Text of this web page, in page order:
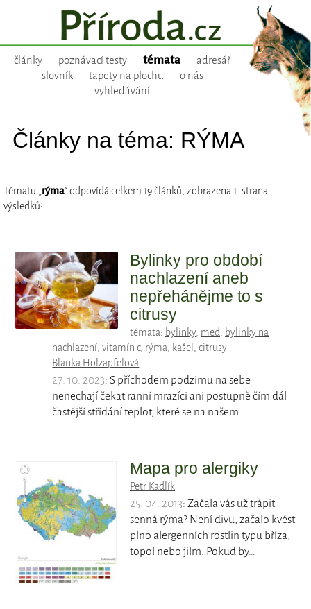
články poznávací testy témata
adresář
slovník
tapety na plochu
o nás
vyhledávání
Články na téma: RÝMA
Tématu „rýma“ odpovídá celkem 19 článků, zobrazena 1. strana
výsledků:
Bylinky pro období
nachlazení aneb
nepřehánějme to s
citrusy
témata: bylinky, med, bylinky na
nachlazení,vitamín c, rýma, kašel ,citrusy
Blanka Holzäpfelová
27. 10. 2023: S příchodem podzimu na sebe
nenechají čekat ranní mrazíci ani postupně čím dál
častější střídání teplot, které se na našem…
Mapa pro alergiky
Petr Kadlík
25. 04. 2013: Začala vás už trápit
senná rýma? Není divu, začalo kvést
plno alergenních rostlin typu bříza,
topol nebo jilm. Pokud by…